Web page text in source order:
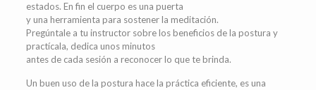
estados. En fin el cuerpo es una puerta
y una herramienta para sostener la meditación.
Pregúntale a tu instructor sobre los beneficios de la postura y
practícala, dedica unos minutos
antes de cada sesión a reconocer lo que te brinda.
Un buen uso de la postura hace la práctica eficiente, es una